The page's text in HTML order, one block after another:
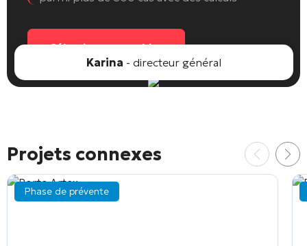
Sélectionnez un objet
Karina - directeur général
Projets connexes
Phase de prévente